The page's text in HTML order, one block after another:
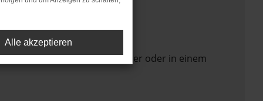
in einem anderen Browser oder in einem
Alle akzeptieren